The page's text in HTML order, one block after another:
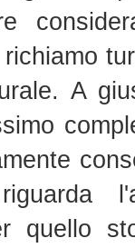
A
quello